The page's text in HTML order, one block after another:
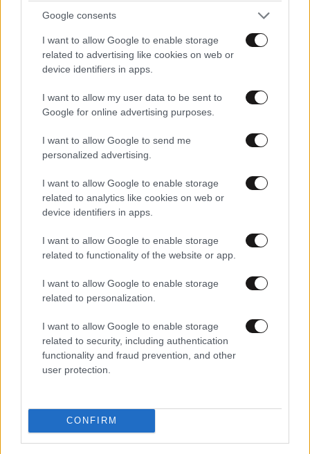
Google consents
I want to allow Google to enable storage
related to advertising like cookies on web or
device identifiers in apps.
I want to allow my user data to be sent to
Google for online advertising purposes.
I want to allow Google to send me
personalized advertising.
I want to allow Google to enable storage
related to analytics like cookies on web or
device identifiers in apps.
I want to allow Google to enable storage
related to functionality of the website or app.
I want to allow Google to enable storage
related to personalization.
I want to allow Google to enable storage
related to security, including authentication
functionality and fraud prevention, and other
user protection.
CONFIRM
Απορία.. 28·03·2024 01:24
Το ψάρι μπήκε μόνο του ?????????????????
Απαντήστε
Σαν σήμερα 10 Αυγούστου: Η Ελλάδα αγγίζει
για λίγο το όνειρο «των δύο ηπείρων και των
πέντε θαλασσών»